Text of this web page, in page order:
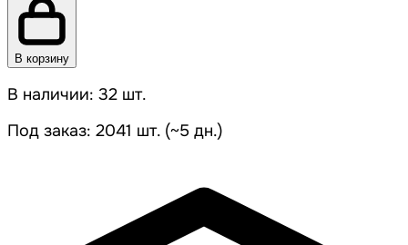
В корзину
В наличии: 32 шт.
Под заказ: 2041 шт. (~5 дн.)